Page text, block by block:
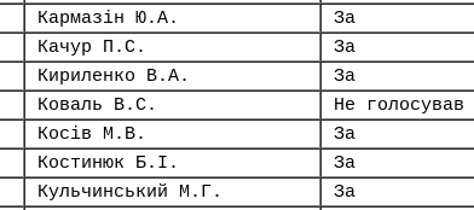
Кармазін Ю.А.
За
Качур П.С.
За
Кириленко В.А.
За
Коваль В.С.
Не голосував
Косів М.В.
За
Костинюк Б.І.
За
Кульчинський М.Г.
За